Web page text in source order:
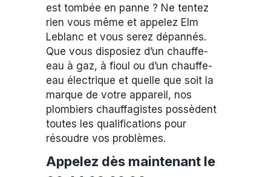
est tombée en panne ? Ne tentez
rien vous même et appelez Elm
Leblanc et vous serez dépannés.
Que vous disposiez d’un chauffe-
eau à gaz, à fioul ou d’un chauffe-
eau électrique et quelle que soit la
marque de votre appareil, nos
plombiers chauffagistes possèdent
toutes les qualifications pour
résoudre vos problèmes.
Appelez dès maintenant le